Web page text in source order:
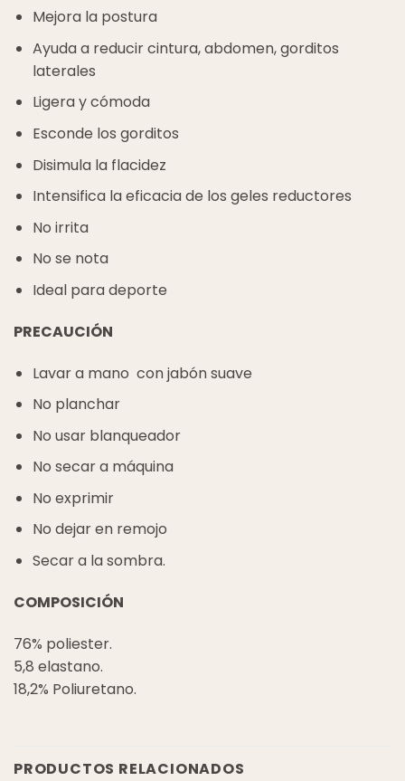
Mejora la postura
Ayuda a reducir cintura, abdomen, gorditos
laterales
Ligera y cómoda
Esconde los gorditos
Disimula la flacidez
Intensifica la eficacia de los geles reductores
No irrita
No se nota
Ideal para deporte
PRECAUCIÓN
Lavar a mano con jabón suave
No planchar
No usar blanqueador
No secar a máquina
No exprimir
No dejar en remojo
Secar a la sombra.
COMPOSICIÓN
76% poliester.
5,8 elastano.
18,2% Poliuretano.
PRODUCTOS RELACIONADOS